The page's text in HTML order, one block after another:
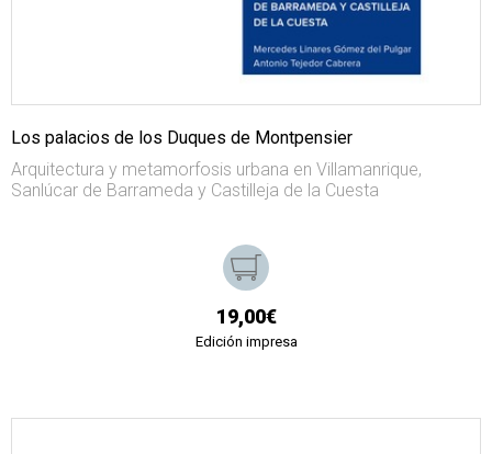
Los palacios de los Duques de Montpensier
Arquitectura y metamorfosis urbana en Villamanrique,
Sanlúcar de Barrameda y Castilleja de la Cuesta
19,00€
Edición impresa